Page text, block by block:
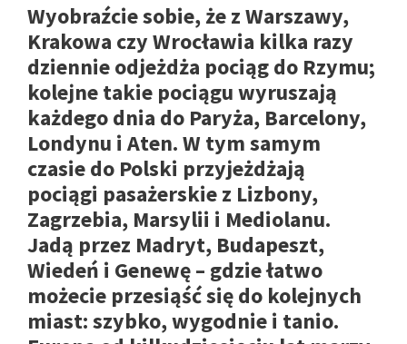
Wyobraźcie sobie, że z Warszawy,
Krakowa czy Wrocławia kilka razy
dziennie odjeżdża pociąg do Rzymu;
kolejne takie pociągu wyruszają
każdego dnia do Paryża, Barcelony,
Londynu i Aten. W tym samym
czasie do Polski przyjeżdżają
pociągi pasażerskie z Lizbony,
Zagrzebia, Marsylii i Mediolanu.
Jadą przez Madryt, Budapeszt,
Wiedeń i Genewę – gdzie łatwo
możecie przesiąść się do kolejnych
miast: szybko, wygodnie i tanio.